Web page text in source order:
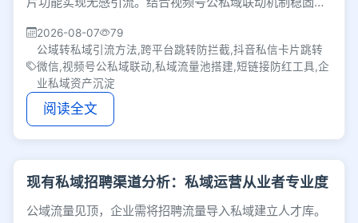
2026-08-07
79
公域转私域引流方法,跨平台跳转防拦截,抖音私信卡片跳转
微信,视频号公私域联动,私域流量池搭建,短链接防红工具,企
业私域资产沉淀
阅读全文
现有私域招聘渠道分析：私域运营从业者专业度
公域流量见顶，企业需将招聘流量导入私域建立人才库。